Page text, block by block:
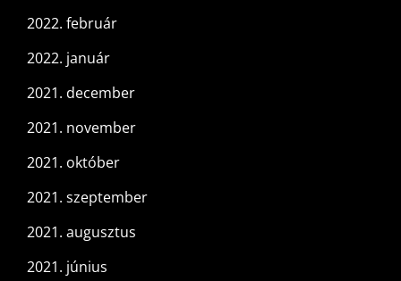
2022. február
2022. január
2021. december
2021. november
2021. október
2021. szeptember
2021. augusztus
2021. június